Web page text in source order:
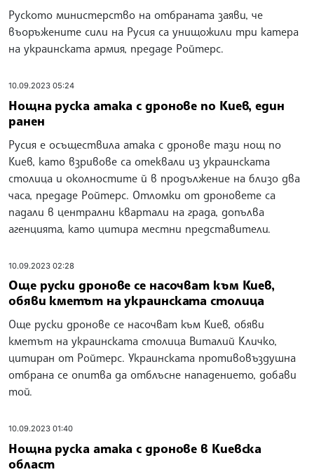
Руското министерство на отбраната заяви, че
въоръжените сили на Русия са унищожили три катера
на украинската армия, предаде Ройтерс.
10.09.2023 05:24
Нощна руска атака с дронове по Киев, един
ранен
Русия е осъществила атака с дронове тази нощ по
Киев, като взривове са отеквали из украинската
столица и околностите й в продължение на близо два
часа, предаде Ройтерс. Отломки от дроновете са
падали в централни квартали на града, допълва
агенцията, като цитира местни представители.
10.09.2023 02:28
Още руски дронове се насочват към Киев,
обяви кметът на украинската столица
Още руски дронове се насочват към Киев, обяви
кметът на украинската столица Виталий Кличко,
цитиран от Ройтерс. Украинската противовъздушна
отбрана се опитва да отблъсне нападението, добави
той.
10.09.2023 01:40
Нощна руска атака с дронове в Киевска
област